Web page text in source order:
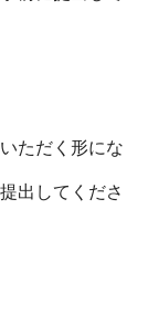
ただく形にな
出してくださ